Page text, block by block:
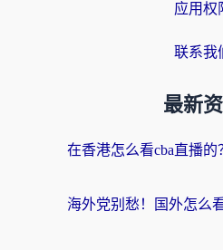
应用权
联系我
最新